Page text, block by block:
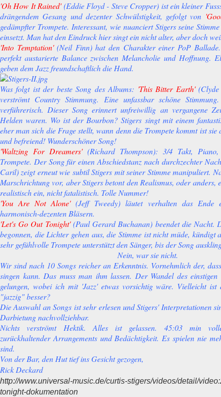
'Oh How It Rained'(Eddie Floyd - Steve Cropper) ist ein kleiner
drängendem Gesang und dezenter Schwülstigkeit, gefolgt von
gedämpfter Trompete. Interessant, wie nuanciert Stigers seine
einsetzt. Man hat den Eindruck hier singt ein nicht alter, aber doch
'Into Temptation'(Neil Finn) hat den Charakter einer PoP
perfekt austarierte Balance zwischen Melancholie und Hoffnung.
geben dem Jazz freundschaftlich die Hand.
Was folgt ist der beste Song des Albums: 'This Bitter Earth'(Clyde
verströmt Country Stimmung. Eine unfassbar schöne
verführerisch. Dieser Song erinnert unfreiwillig an vergangene
Helden waren. Wo ist der Bourbon? Stigers singt mit einem
eher man sich die Frage stellt, wann denn die Trompete kommt ist sie
und befreiend! Wunderschöner Song!
'Waltzing For Dreamers'(Richard Thompson): 3/4 Takt, Piano,
Trompete. Der Song für einen Abschiedstanz nach durchzechter
Caril) zeigt erneut wie subtil Stigers mit seiner Stimme manipuliert.
Marschrichtung vor, aber Stigers betont den Realismus, oder anders,
realistisch ein, nicht fatalistisch. Tolle Nummer!
'You Are Not Alone'(Jeff Tweedy) läutet verhalten das Ende
harmonisch-dezenten Bläsern.
'Let's Go Out Tonight'(Paul Gerard Buchanan) beendet die Nacht.
begonnen, die Lichter gehen aus, die Stimme ist nicht müde, kündigt
sehr gefühlvolle Trompete unterstützt den Sänger, bis der Song
Nein, war sie nicht.
Wir sind nach 10 Songs reicher an Erkenntnis. Vornehmlich der,
singen kann. Das muss man ihm lassen. Der Wandel des
gelungen, wobei ich mit 'Jazz' etwas vorsichtig wäre. Vielleicht
"jazzig" besser?
Die Auswahl an Songs ist sehr erlesen und Stigers' Interpretationen
Darbietung nachvollziehbar.
Nichts verströmt Hektik. Alles ist gelassen. 45:03 min
zurückhaltender Arrangements und Bedächtigkeit. Es spielen nie
sind.
Von der Bar, den Hut tief ins Gesicht gezogen,
Rick Deckard
http://www.universal-music.de/curtis-stigers/videos/detail/
tonight-dokumentation